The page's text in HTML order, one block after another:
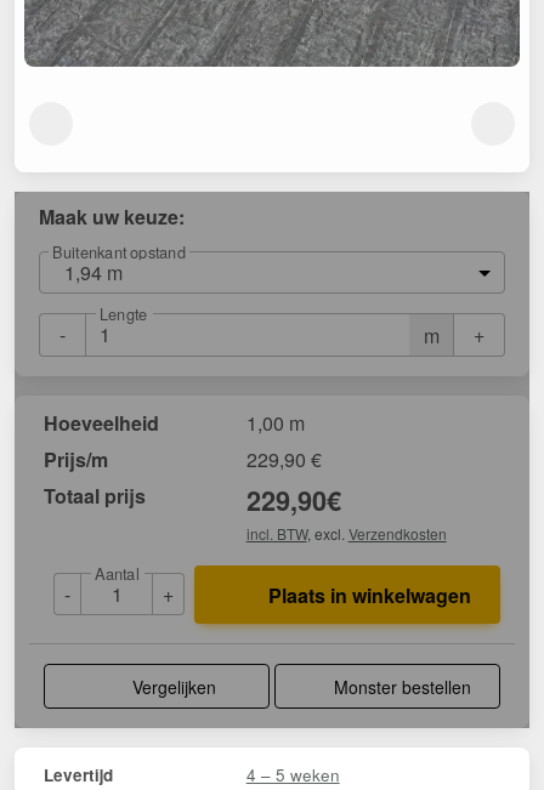
Maak uw keuze:
Buitenkant opstand
1,94 m
- m
Lengte
+
Hoeveelheid
1,00 m
Prijs/m
229,90 €
Totaal prijs
229,90€
incl. BTW, excl. Verzendkosten
-
Aantal
+ Plaats in winkelwagen
Vergelijken Monster bestellen
Levertijd 4 – 5 weken